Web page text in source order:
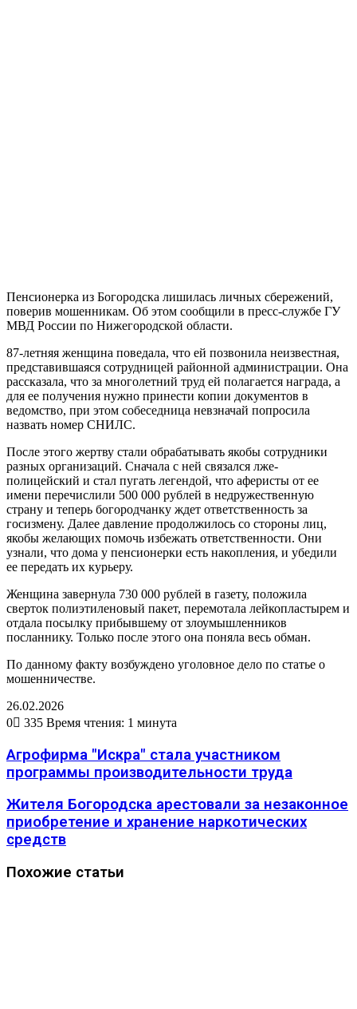
Пенсионерка из Богородска лишилась личных сбережений,
поверив мошенникам. Об этом сообщили в пресс-службе ГУ
МВД России по Нижегородской области.
87-летняя женщина поведала, что ей позвонила неизвестная,
представившаяся сотрудницей районной администрации. Она
рассказала, что за многолетний труд ей полагается награда, а
для ее получения нужно принести копии документов в
ведомство, при этом собеседница невзначай попросила
назвать номер СНИЛС.
После этого жертву стали обрабатывать якобы сотрудники
разных организаций. Сначала с ней связался лже-
полицейский и стал пугать легендой, что аферисты от ее
имени перечислили 500 000 рублей в недружественную
страну и теперь богородчанку ждет ответственность за
госизмену. Далее давление продолжилось со стороны лиц,
якобы желающих помочь избежать ответственности. Они
узнали, что дома у пенсионерки есть накопления, и убедили
ее передать их курьеру.
Женщина завернула 730 000 рублей в газету, положила
сверток полиэтиленовый пакет, перемотала лейкопластырем и
отдала посылку прибывшему от злоумышленников
посланнику. Только после этого она поняла весь обман.
По данному факту возбуждено уголовное дело по статье о
мошенничестве.
26.02.2026
0
335 Время чтения: 1 минута
Агрофирма "Искра" стала участником
программы производительности труда
Жителя Богородска арестовали за незаконное
приобретение и хранение наркотических
средств
Похожие статьи